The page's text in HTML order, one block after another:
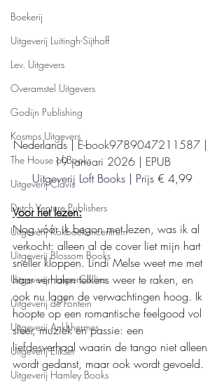
Boekerij
Uitgeverij Luitingh-Sijthoff
Lev. Uitgevers
Overamstel Uitgevers
Godijn Publishing
Kosmos Uitgevers
The House of Books
Uitgeverij Clavis
Dutch Venture Publishers
Uitgeverij Kokboekencentrum
Uitgeverij Blossom Books
Uitgeverij HarperCollins
Uitgeverij de Fontein
Uitgeverij Ankhhermes
Uitgeverij Elikser
Uitgeverij Hamley Books
Nederlands | E-book9789047211587 |
19 januari 2026 | EPUB
Uitgeverij Loft Books | Prijs € 4,99
Voor het lezen:
Nog vóór ik begon met lezen, was ik al
verkocht: alleen al de cover liet mijn hart
sneller kloppen. Lindi Melse weet me met
haar verhalen telkens weer te raken, en
ook nu lagen de verwachtingen hoog. Ik
hoopte op een romantische feelgood vol
sfeer, muziek en passie: een
liefdesverhaal waarin de tango niet alleen
wordt gedanst, maar ook wordt gevoeld.